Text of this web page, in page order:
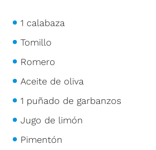
1 calabaza
Tomillo
Romero
Aceite de oliva
1 puñado de garbanzos
Jugo de limón
Pimentón